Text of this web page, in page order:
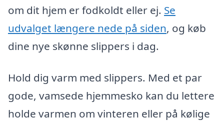
om dit hjem er fodkoldt eller ej. Se
udvalget længere nede på siden, og køb
dine nye skønne slippers i dag.
Hold dig varm med slippers. Med et par
gode, vamsede hjemmesko kan du lettere
holde varmen om vinteren eller på kølige